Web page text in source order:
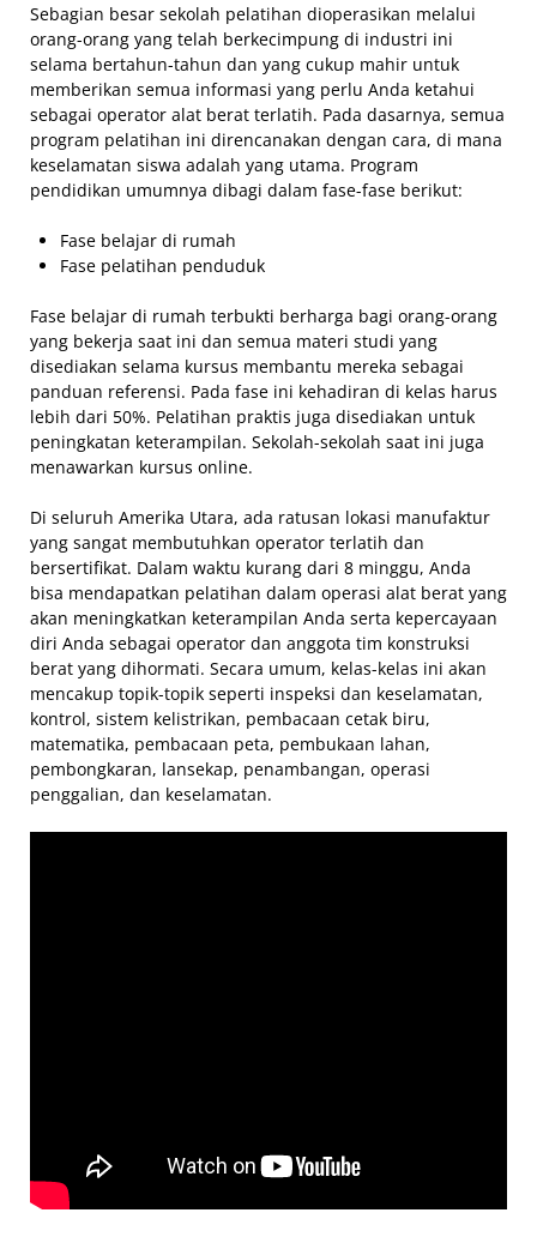
Sebagian besar sekolah pelatihan dioperasikan melalui
orang-orang yang telah berkecimpung di industri ini
selama bertahun-tahun dan yang cukup mahir untuk
memberikan semua informasi yang perlu Anda ketahui
sebagai operator alat berat terlatih. Pada dasarnya, semua
program pelatihan ini direncanakan dengan cara, di mana
keselamatan siswa adalah yang utama. Program
pendidikan umumnya dibagi dalam fase-fase berikut:
Fase belajar di rumah
Fase pelatihan penduduk
Fase belajar di rumah terbukti berharga bagi orang-orang
yang bekerja saat ini dan semua materi studi yang
disediakan selama kursus membantu mereka sebagai
panduan referensi. Pada fase ini kehadiran di kelas harus
lebih dari 50%. Pelatihan praktis juga disediakan untuk
peningkatan keterampilan. Sekolah-sekolah saat ini juga
menawarkan kursus online.
Di seluruh Amerika Utara, ada ratusan lokasi manufaktur
yang sangat membutuhkan operator terlatih dan
bersertifikat. Dalam waktu kurang dari 8 minggu, Anda
bisa mendapatkan pelatihan dalam operasi alat berat yang
akan meningkatkan keterampilan Anda serta kepercayaan
diri Anda sebagai operator dan anggota tim konstruksi
berat yang dihormati. Secara umum, kelas-kelas ini akan
mencakup topik-topik seperti inspeksi dan keselamatan,
kontrol, sistem kelistrikan, pembacaan cetak biru,
matematika, pembacaan peta, pembukaan lahan,
pembongkaran, lansekap, penambangan, operasi
penggalian, dan keselamatan.